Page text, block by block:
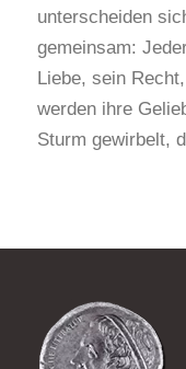
unterscheiden
gemeinsam:
Liebe, sein
werden ihre
Sturm gewirbelt,